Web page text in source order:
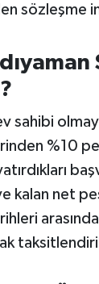
sözleşme
sahibi
%10
kalan net